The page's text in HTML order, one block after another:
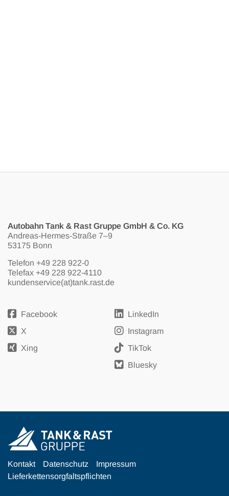
Autobahn Tank & Rast Gruppe GmbH & Co. KG
Andreas-Hermes-Straße 7–9
53175 Bonn
Telefon +49 228 922-0
Telefax +49 228 922-4110
kundenservice(at)tank.rast.de
Facebook
LinkedIn
X
Instagram
Xing
TikTok
Bluesky
Kontakt Datenschutz
Impressum
Lieferkettensorgfaltspflichten